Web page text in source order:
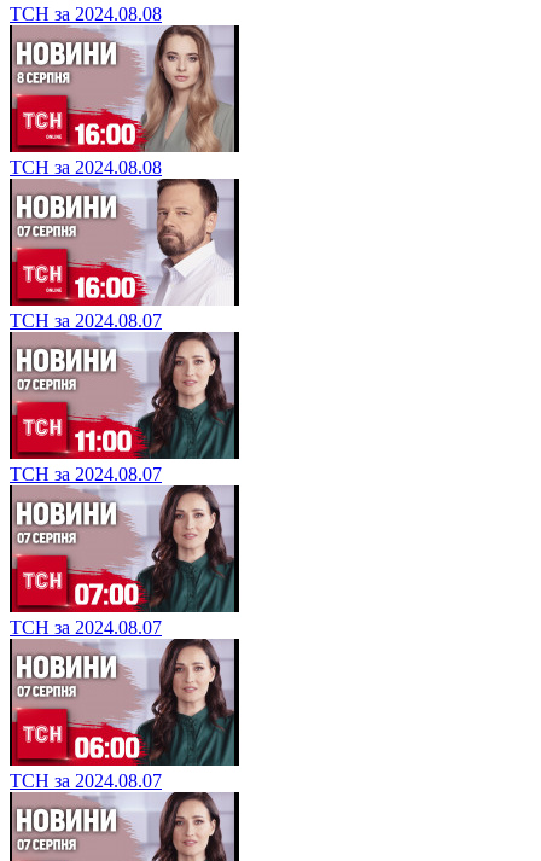
ТСН за 2024.08.08
ТСН за 2024.08.08
ТСН за 2024.08.07
ТСН за 2024.08.07
ТСН за 2024.08.07
ТСН за 2024.08.07